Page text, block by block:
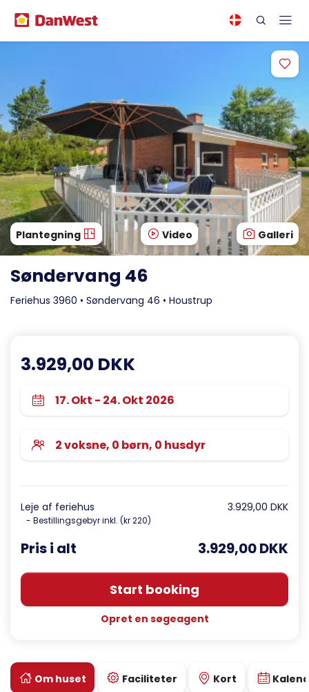
Plantegning Video Galleri
Søndervang 46
Feriehus 3960 • Søndervang 46 • Houstrup
Om huset Faciliteter Kort
3.929,00 DKK
Leje af feriehus
- Bestillingsgebyr inkl. (kr 220)
3.929,00 DKK
Pris i alt 3.929,00 DKK
Start booking
Opret en søgeagent